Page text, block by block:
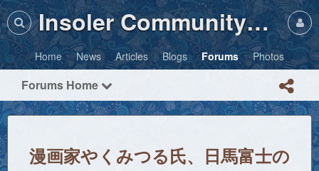
Insoler Community・Photos
Home News Articles Blogs Forums Photos
Forums Home
漫画家やくみつる氏、日馬富士の